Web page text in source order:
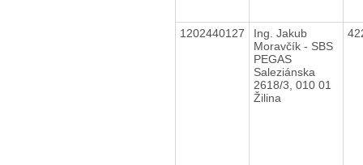
1202440127
Ing. Jakub
Moravčík - SBS
PEGAS
Saleziánska
2618/3, 010 01
Žilina